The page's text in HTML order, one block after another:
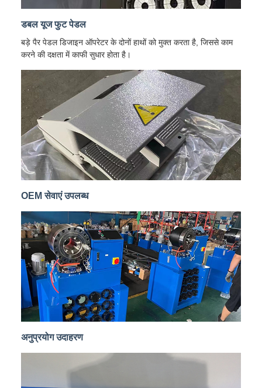
डबल यूज फुट पेडल
बड़े पैर पेडल डिजाइन ऑपरेटर के दोनों हाथों को मुक्त करता है, जिससे काम
करने की दक्षता में काफी सुधार होता है।
OEM सेवाएं उपलब्ध
अनुप्रयोग उदाहरण